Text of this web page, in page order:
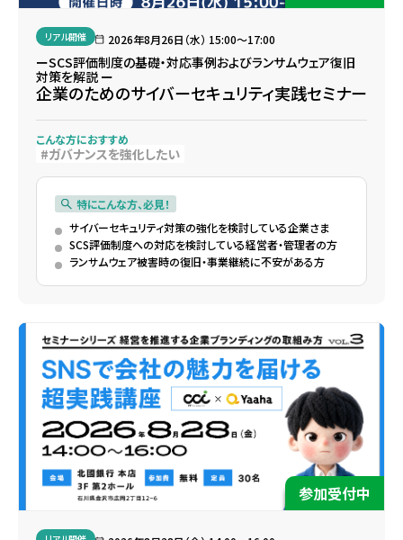
リアル開催 2026年8月26日（水） 15:00〜17:00
ーSCS評価制度の基礎・対応事例およびランサムウェア復旧
対策を解説 ー
企業のためのサイバーセキュリティ実践セミナー
こんな方におすすめ
ガバナンスを強化したい
特にこんな方、必見！
サイバーセキュリティ対策の強化を検討している企業さま
SCS評価制度への対応を検討している経営者・管理者の方
ランサムウェア被害時の復旧・事業継続に不安がある方
参加受付中